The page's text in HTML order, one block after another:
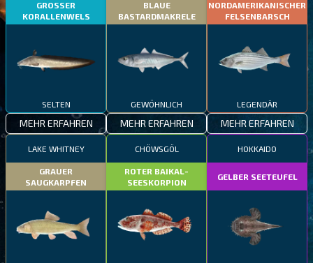
GROSSER
KORALLENWELS
SELTEN
MEHR ERFAHREN
BLAUE
BASTARDMAKRELE
GEWÖHNLICH
MEHR ERFAHREN
NORDAMERIKANISCHER
FELSENBARSCH
LEGENDÄR
MEHR ERFAHREN
LAKE WHITNEY
GRAUER
SAUGKARPFEN
CHÖWSGÖL
ROTER BAIKAL-
SEESKORPION
HOKKAIDO
GELBER SEETEUFEL